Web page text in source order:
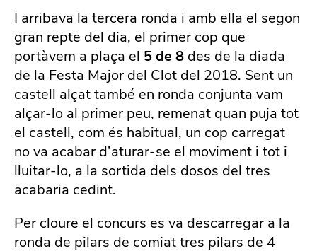
I arribava la tercera ronda i amb ella el segon
gran repte del dia, el primer cop que
portàvem a plaça el 5 de 8 des de la diada
de la Festa Major del Clot del 2018. Sent un
castell alçat també en ronda conjunta vam
alçar-lo al primer peu, remenat quan puja tot
el castell, com és habitual, un cop carregat
no va acabar d’aturar-se el moviment i tot i
lluitar-lo, a la sortida dels dosos del tres
acabaria cedint.
Per cloure el concurs es va descarregar a la
ronda de pilars de comiat tres pilars de 4